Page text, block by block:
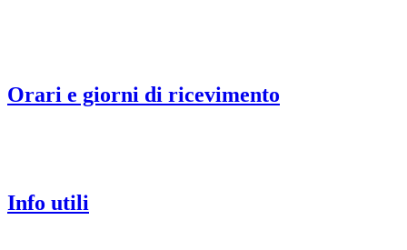
Orari e giorni di ricevimento
Info utili